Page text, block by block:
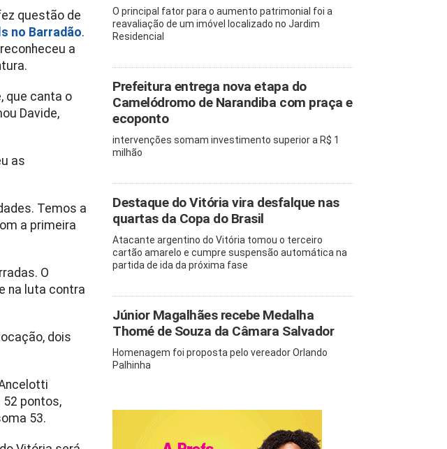
questão de
no Barradão.
a
que canta o
Davide,
as
Temos a
a primeira
O
na luta contra
dois
52 pontos,
53.
O principal fator para o aumento patrimonial foi a
reavaliação de um imóvel localizado no Jardim
Residencial
Prefeitura entrega nova etapa do
Camelódromo de Narandiba com praça e
ecoponto
intervenções somam investimento superior a R$ 1
milhão
Destaque do Vitória vira desfalque nas
quartas da Copa do Brasil
Atacante argentino do Vitória tomou o terceiro
cartão amarelo e cumpre suspensão automática na
partida de ida da próxima fase
Júnior Magalhães recebe Medalha
Thomé de Souza da Câmara Salvador
Homenagem foi proposta pelo vereador Orlando
Palhinha